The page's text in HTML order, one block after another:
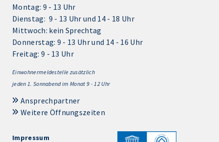
Montag: 9 - 13 Uhr
Dienstag: 9 - 13 Uhr und 14 - 18 Uhr
Mittwoch: kein Sprechtag
Donnerstag: 9 - 13 Uhr und 14 - 16 Uhr
Freitag: 9 - 13 Uhr
Einwohnermeldestelle zusätzlich
jeden 1. Sonnabend im Monat 9 - 12 Uhr
Ansprechpartner
Weitere Öffnungszeiten
Impressum